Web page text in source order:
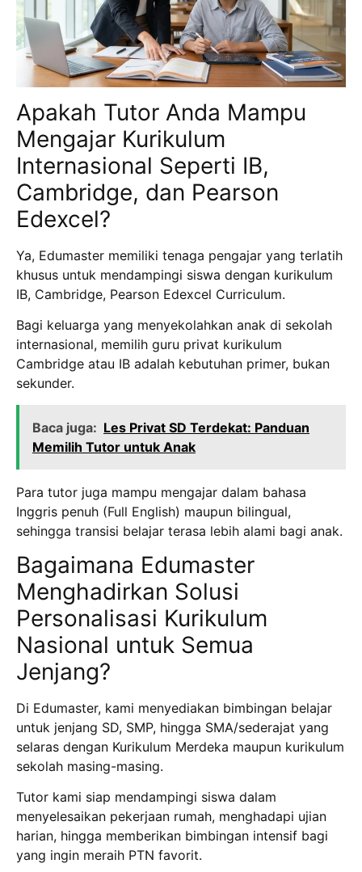
Apakah Tutor Anda Mampu
Mengajar Kurikulum
Internasional Seperti IB,
Cambridge, dan Pearson
Edexcel?
Ya, Edumaster memiliki tenaga pengajar yang terlatih
khusus untuk mendampingi siswa dengan kurikulum
IB, Cambridge, Pearson Edexcel Curriculum.
Bagi keluarga yang menyekolahkan anak di sekolah
internasional, memilih guru privat kurikulum
Cambridge atau IB adalah kebutuhan primer, bukan
sekunder.
Baca juga: Les Privat SD Terdekat: Panduan
Memilih Tutor untuk Anak
Para tutor juga mampu mengajar dalam bahasa
Inggris penuh (Full English) maupun bilingual,
sehingga transisi belajar terasa lebih alami bagi anak.
Bagaimana Edumaster
Menghadirkan Solusi
Personalisasi Kurikulum
Nasional untuk Semua
Jenjang?
Di Edumaster, kami menyediakan bimbingan belajar
untuk jenjang SD, SMP, hingga SMA/sederajat yang
selaras dengan Kurikulum Merdeka maupun kurikulum
sekolah masing-masing.
Tutor kami siap mendampingi siswa dalam
menyelesaikan pekerjaan rumah, menghadapi ujian
harian, hingga memberikan bimbingan intensif bagi
yang ingin meraih PTN favorit.